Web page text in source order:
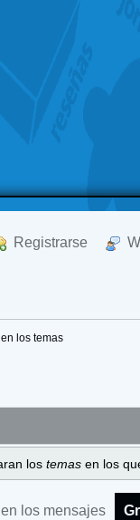
Registrarse
los temas
los temas en los
los mensajes